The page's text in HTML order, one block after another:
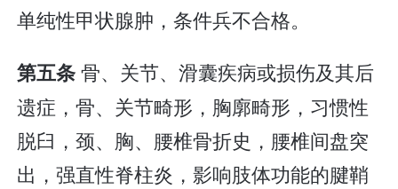
单纯性甲状腺肿，条件兵不合格。
第五条骨、关节、滑囊疾病或损伤及其后
遗症，骨、关节畸形，胸廓畸形，习惯性
脱臼，颈、胸、腰椎骨折史，腰椎间盘突
出，强直性脊柱炎，影响肢体功能的腱鞘